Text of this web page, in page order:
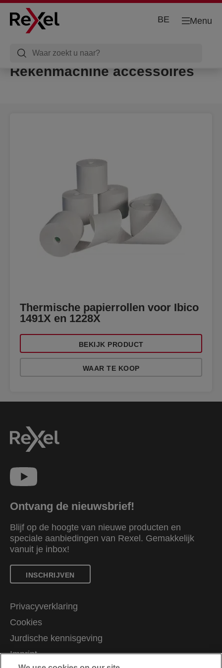
Menu
BE
Rekenmachine accessoires
Thermische papierrollen voor Ibico
1491X en 1228X
BEKIJK PRODUCT
WAAR TE KOOP
Ontvang de nieuwsbrief!
Blijf op de hoogte van nieuwe producten en
speciale aanbiedingen van Rexel. Gemakkelijk
vanuit je inbox!
INSCHRIJVEN
Privacyverklaring
Cookies
Jurdische kennisgeving
Imprint